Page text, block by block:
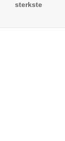
sterkste